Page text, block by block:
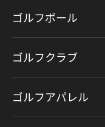
ゴルフボール
ゴルフクラブ
ゴルフアパレル